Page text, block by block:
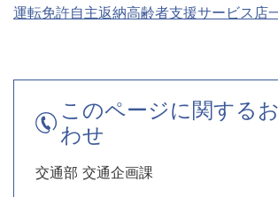
運転免許自主返納高齢者支援サービス店
このページに関する
わせ
交通部 交通企画課